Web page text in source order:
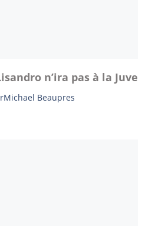
n’ira pas à la Juve
Michael Beaupres